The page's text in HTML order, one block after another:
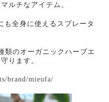
ルチなアイテム。
も全身に使えるスプレータ
類のオーガニックハーブエ
ります。
brand/mieufa/